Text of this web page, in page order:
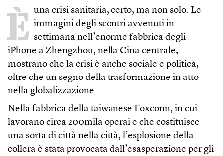
È una crisi sanitaria, certo, ma non solo. Le
immagini degli scontri avvenuti in
settimana nell’enorme fabbrica degli
iPhone a Zhengzhou, nella Cina centrale,
mostrano che la crisi è anche sociale e politica,
oltre che un segno della trasformazione in atto
nella globalizzazione.
Nella fabbrica della taiwanese Foxconn, in cui
lavorano circa 200mila operai e che costituisce
una sorta di città nella città, l’esplosione della
collera è stata provocata dall’esasperazione per gli